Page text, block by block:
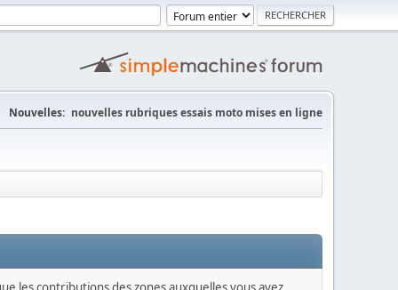
Nouvelles: nouvelles rubriques essais moto mises en ligne